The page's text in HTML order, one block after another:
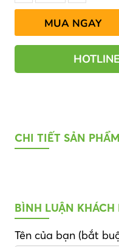
MUA NGAY
CHI TIẾT SẢN PHẨM
BÌNH LUẬN KHÁCH
Tên của bạn (bắt